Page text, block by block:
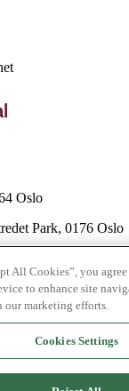
Oslo
Park, 0176 Oslo
All Cookies”, you
to enhance site
our marketing efforts.
Cookies Settings